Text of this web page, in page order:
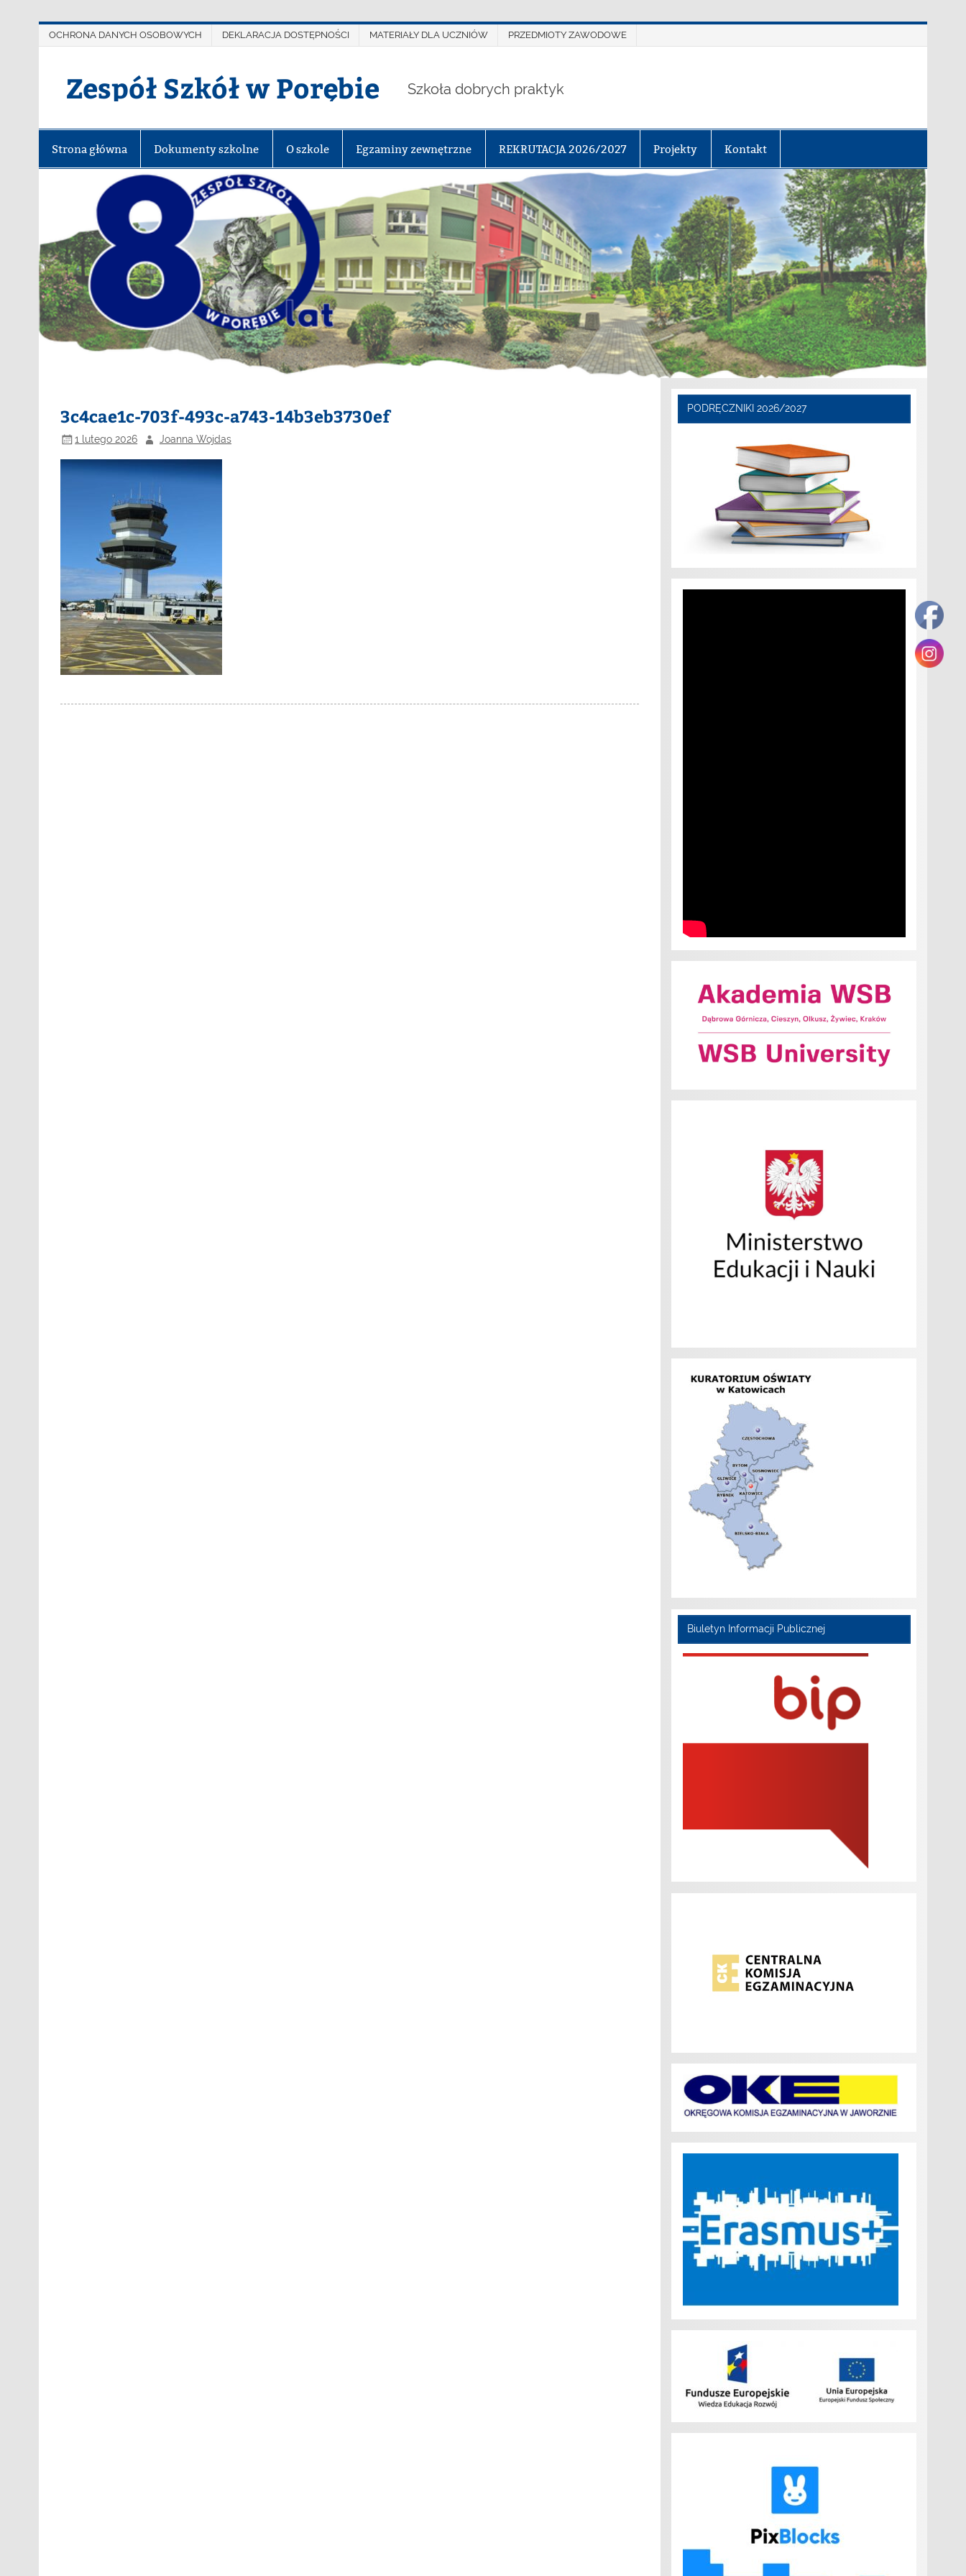
OCHRONA DANYCH OSOBOWYCH DEKLARACJA DOSTĘPNOŚCI MATERIAŁY DLA UCZNIÓW PRZEDMIOTY ZAWODOWE
Zespół Szkół w Porębie Szkoła dobrych praktyk
Strona główna Dokumenty szkolne O szkole Egzaminy zewnętrzne REKRUTACJA 2026/2027 Projekty Kontakt
3c4cae1c-703f-493c-a743-14b3eb3730ef
1 lutego 2026 Joanna Wojdas
PODRĘCZNIKI 2026/2027
Biuletyn Informacji Publicznej